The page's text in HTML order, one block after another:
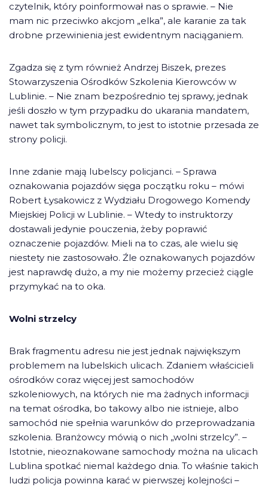
czytelnik, który poinformował nas o sprawie. – Nie
mam nic przeciwko akcjom „elka”, ale karanie za tak
drobne przewinienia jest ewidentnym naciąganiem.
Zgadza się z tym również Andrzej Biszek, prezes
Stowarzyszenia Ośrodków Szkolenia Kierowców w
Lublinie. – Nie znam bezpośrednio tej sprawy, jednak
jeśli doszło w tym przypadku do ukarania mandatem,
nawet tak symbolicznym, to jest to istotnie przesada ze
strony policji.
Inne zdanie mają lubelscy policjanci. – Sprawa
oznakowania pojazdów sięga początku roku – mówi
Robert Łysakowicz z Wydziału Drogowego Komendy
Miejskiej Policji w Lublinie. – Wtedy to instruktorzy
dostawali jedynie pouczenia, żeby poprawić
oznaczenie pojazdów. Mieli na to czas, ale wielu się
niestety nie zastosowało. Źle oznakowanych pojazdów
jest naprawdę dużo, a my nie możemy przecież ciągle
przymykać na to oka.
Wolni strzelcy
Brak fragmentu adresu nie jest jednak największym
problemem na lubelskich ulicach. Zdaniem właścicieli
ośrodków coraz więcej jest samochodów
szkoleniowych, na których nie ma żadnych informacji
na temat ośrodka, bo takowy albo nie istnieje, albo
samochód nie spełnia warunków do przeprowadzania
szkolenia. Branżowcy mówią o nich „wolni strzelcy”. –
Istotnie, nieoznakowane samochody można na ulicach
Lublina spotkać niemal każdego dnia. To właśnie takich
ludzi policja powinna karać w pierwszej kolejności –